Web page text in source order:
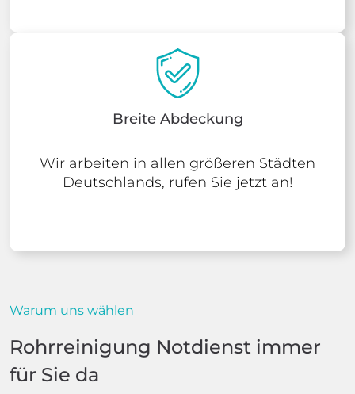
Breite Abdeckung
Wir arbeiten in allen größeren Städten
Deutschlands, rufen Sie jetzt an!
Warum uns wählen
Rohrreinigung Notdienst immer
für Sie da